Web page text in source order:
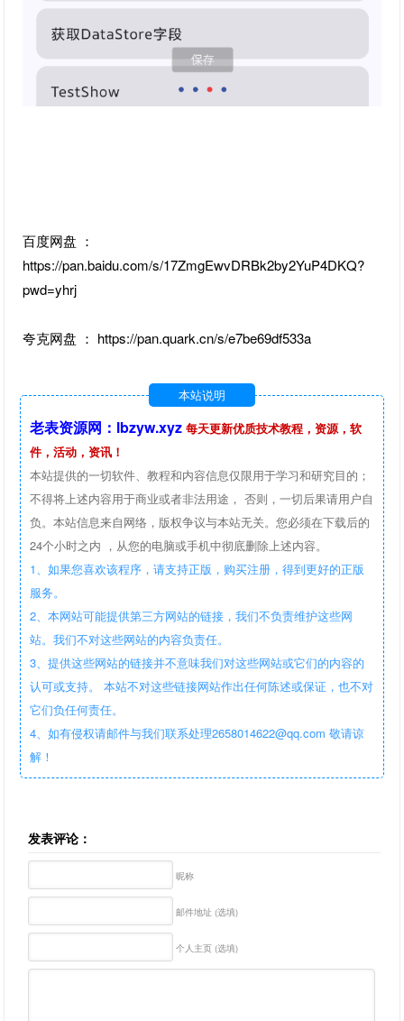
百度网盘 ：
https://pan.baidu.com/s/17ZmgEwvDRBk2by2YuP4DKQ?
pwd=yhrj
夸克网盘 ： https://pan.quark.cn/s/e7be69df533a
本站说明
老表资源网：lbzyw.xyz 每天更新优质技术教程，资源，软
件，活动，资讯！
本站提供的一切软件、教程和内容信息仅限用于学习和研究目的；
不得将上述内容用于商业或者非法用途， 否则，一切后果请用户自
负。本站信息来自网络，版权争议与本站无关。您必须在下载后的
24个小时之内 ，从您的电脑或手机中彻底删除上述内容。
1、如果您喜欢该程序，请支持正版，购买注册，得到更好的正版
服务。
2、本网站可能提供第三方网站的链接，我们不负责维护这些网
站。我们不对这些网站的内容负责任。
3、提供这些网站的链接并不意味我们对这些网站或它们的内容的
认可或支持。 本站不对这些链接网站作出任何陈述或保证，也不对
它们负任何责任。
4、如有侵权请邮件与我们联系处理2658014622@qq.com 敬请谅
解！
发表评论：
昵称
邮件地址 (选填)
个人主页 (选填)